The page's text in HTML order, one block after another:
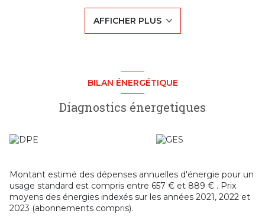
fonctionnel pensé pour le confort de toute la famille. La
pièce de vie s'ouvre sur un agréable jardin privatif de 76,20
m², véritable prolongement de l'habitation, idéal pour
prestations modernes et soignées, répondant aux attentes
actuelles en matière de confort et de performance
énergétique.
Atout supplémentaire particulièrement recherché, ce bien
offrant de nombreuses possibilités d'utilisation : espace de
bricolage, stockage, atelier créatif, local pour vélos, salle de
La résidence, composée de seulement 18 logements
répartis sur trois bâtiments à taille humaine, s'intègre au
cœur d'un futur parc paysager de 5 000 m² avec jardin
potager partagé. Chaque appartement a été conçu pour
offrir l'esprit et le confort d'une maison tout en bénéficiant
AFFICHER PLUS
BILAN ÉNERGÉTIQUE
Diagnostics énergetiques
Montant estimé des dépenses annuelles d'énergie pour un
usage standard est compris entre 657 € et 889 € . Prix
moyens des énergies indexés sur les années 2021, 2022 et
2023 (abonnements compris).